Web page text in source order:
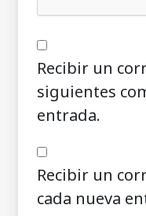
Recibir un
siguientes
entrada.
Recibir un
cada nueva